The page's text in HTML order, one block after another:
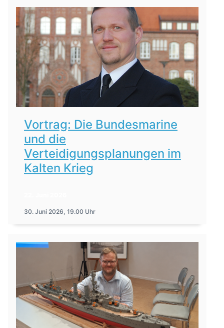
Vortrag: Die Bundesmarine
und die
Verteidigungsplanungen im
Kalten Krieg
30. Juni 2026, 19.00 Uhr